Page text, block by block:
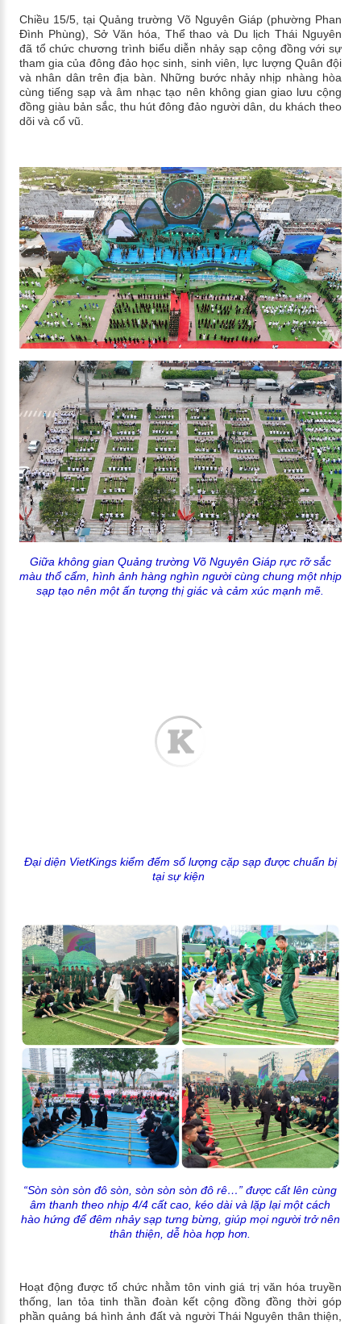
Chiều 15/5, tại Quảng trường Võ Nguyên Giáp (phường Phan
Đình Phùng), Sở Văn hóa, Thể thao và Du lịch Thái Nguyên
đã tổ chức chương trình biểu diễn nhảy sạp cộng đồng với sự
tham gia của đông đảo học sinh, sinh viên, lực lượng Quân đội
và nhân dân trên địa bàn. Những bước nhảy nhịp nhàng hòa
cùng tiếng sạp và âm nhạc tạo nên không gian giao lưu cộng
đồng giàu bản sắc, thu hút đông đảo người dân, du khách theo
dõi và cổ vũ.
Giữa không gian Quảng trường Võ Nguyên Giáp rực rỡ sắc
màu thổ cẩm, hình ảnh hàng nghìn người cùng chung một nhịp
sạp tạo nên một ấn tượng thị giác và cảm xúc mạnh mẽ.
Đại diện VietKings kiểm đếm số lượng cặp sạp được chuẩn bị
tại sự kiện
“Sòn sòn sòn đô sòn, sòn sòn sòn đô rê…” được cất lên cùng
âm thanh theo nhịp 4/4 cất cao, kéo dài và lặp lại một cách
hào hứng để đêm nhảy sạp tưng bừng, giúp mọi người trở nên
thân thiện, dễ hòa hợp hơn.
Hoạt động được tổ chức nhằm tôn vinh giá trị văn hóa truyền
thống, lan tỏa tinh thần đoàn kết cộng đồng đồng thời góp
phần quảng bá hình ảnh đất và người Thái Nguyên thân thiện,